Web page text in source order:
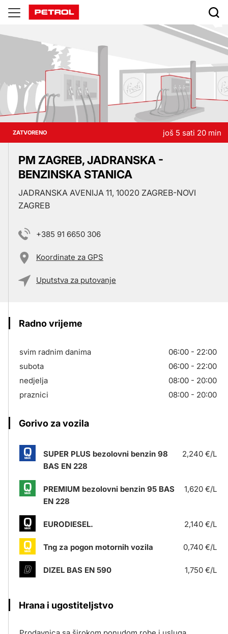
Prodajna
mjesta
ZATVORENO još 5 sati 20 min
PM ZAGREB, JADRANSKA -
BENZINSKA STANICA
JADRANSKA AVENIJA 11, 10020 ZAGREB-NOVI
ZAGREB
+385 91 6650 306
Koordinate za GPS
Uputstva za putovanje
Radno vrijeme
svim radnim danima
06:00 - 22:00
subota
06:00 - 22:00
nedjelja
08:00 - 20:00
praznici
08:00 - 20:00
Gorivo za vozila
SUPER PLUS bezolovni benzin 98
BAS EN 228
2,240 €/L
PREMIUM bezolovni benzin 95 BAS
EN 228
1,620 €/L
EURODIESEL. 2,140 €/L
Tng za pogon motornih vozila 0,740 €/L
DIZEL BAS EN 590 1,750 €/L
Hrana i ugostiteljstvo